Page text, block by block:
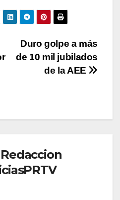
Duro golpe a más
de 10 mil jubilados
de la AEE
Redaccion